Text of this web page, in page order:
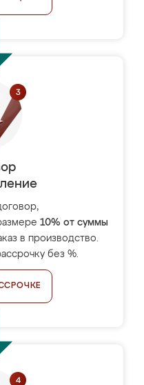
10% от суммы
в производство.
без %.